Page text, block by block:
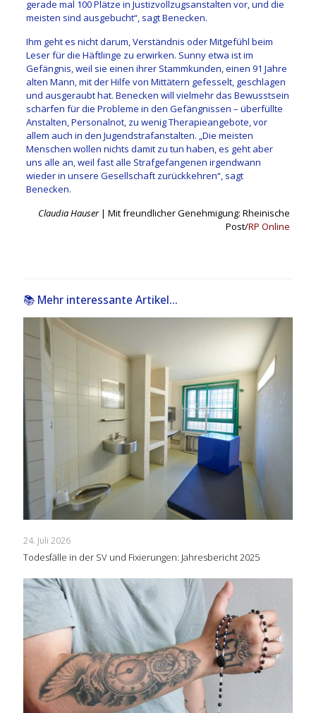
gerade mal 100 Plätze in Justizvollzugsanstalten vor, und die
meisten sind ausgebucht“, sagt Benecken.
Ihm geht es nicht darum, Verständnis oder Mitgefühl beim
Leser für die Häftlinge zu erwirken. Sunny etwa ist im
Gefängnis, weil sie einen ihrer Stammkunden, einen 91 Jahre
alten Mann, mit der Hilfe von Mittätern gefesselt, geschlagen
und ausgeraubt hat. Benecken will vielmehr das Bewusstsein
schärfen für die Probleme in den Gefängnissen – überfüllte
Anstalten, Personalnot, zu wenig Therapieangebote, vor
allem auch in den Jugendstrafanstalten. „Die meisten
Menschen wollen nichts damit zu tun haben, es geht aber
uns alle an, weil fast alle Strafgefangenen irgendwann
wieder in unsere Gesellschaft zurückkehren“, sagt
Benecken.
Claudia Hauser| Mit freundlicher Genehmigung: Rheinische
Post/RP Online
📚 Mehr interessante Artikel...
24. Juli 2026
Todesfälle in der SV und Fixierungen: Jahresbericht 2025